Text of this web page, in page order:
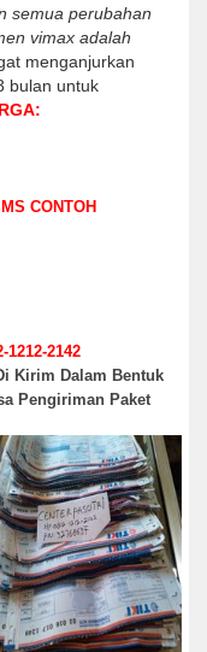
semua perubahan
vimax adalah
menganjurkan
bulan untuk
CONTOH
1212-2142
Kirim Dalam Bentuk
Pengiriman Paket